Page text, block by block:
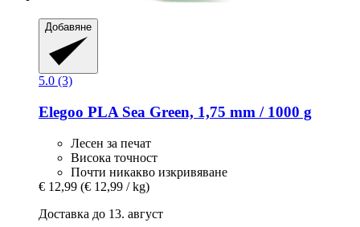
Добавяне
5.0 (3)
Elegoo PLA Sea Green, 1,75 mm / 1000 g
Лесен за печат
Висока точност
Почти никакво изкривяване
€ 12,99 (€ 12,99 / kg)
Доставка до 13. август